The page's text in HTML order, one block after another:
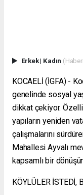
Erkek| Kadın
KOCAELİ (İGFA) -
genelinde sosyal
dikkat çekiyor.
yapıların yeniden
çalışmalarını
Mahallesi Ayvalı
kapsamlı bir
KÖYLÜLER İSTEDİ,